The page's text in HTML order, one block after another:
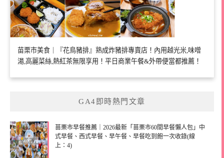
苗栗市美食｜『花鳥豬排』熟成炸豬排專賣店！內用越光米,味噌
湯,高麗菜絲,熱紅茶無限享用！平日商業午餐&外帶便當都推薦！
GA4即時熱門文章
苗栗市早餐推薦｜2026最新「苗栗市60間早餐懶人包」中
式早餐、西式早餐、早午餐、早餐吃到飽一次收錄(線
上：4)